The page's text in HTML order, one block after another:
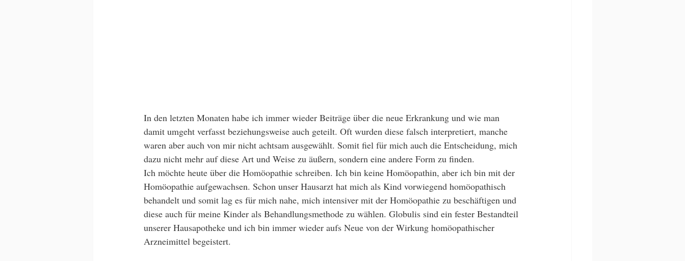
In den letzten Monaten habe ich immer wieder Beiträge über die neue Erkrankung und wie man
damit umgeht verfasst beziehungsweise auch geteilt. Oft wurden diese falsch interpretiert, manche
waren aber auch von mir nicht achtsam ausgewählt. Somit fiel für mich auch die Entscheidung, mich
dazu nicht mehr auf diese Art und Weise zu äußern, sondern eine andere Form zu finden.
Ich möchte heute über die Homöopathie schreiben. Ich bin keine Homöopathin, aber ich bin mit der
Homöopathie aufgewachsen. Schon unser Hausarzt hat mich als Kind vorwiegend homöopathisch
behandelt und somit lag es für mich nahe, mich intensiver mit der Homöopathie zu beschäftigen und
diese auch für meine Kinder als Behandlungsmethode zu wählen. Globulis sind ein fester Bestandteil
unserer Hausapotheke und ich bin immer wieder aufs Neue von der Wirkung homöopathischer
Arzneimittel begeistert.